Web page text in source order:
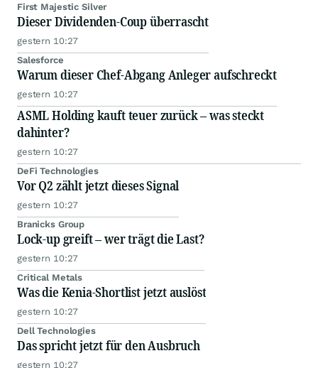
First Majestic Silver
Dieser Dividenden-Coup überrascht
gestern 10:27
Salesforce
Warum dieser Chef-Abgang Anleger aufschreckt
gestern 10:27
ASML Holding kauft teuer zurück – was steckt
dahinter?
gestern 10:27
DeFi Technologies
Vor Q2 zählt jetzt dieses Signal
gestern 10:27
Branicks Group
Lock-up greift – wer trägt die Last?
gestern 10:27
Critical Metals
Was die Kenia-Shortlist jetzt auslöst
gestern 10:27
Dell Technologies
Das spricht jetzt für den Ausbruch
gestern 10:27